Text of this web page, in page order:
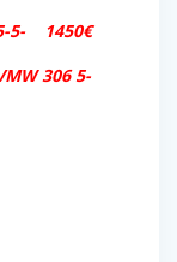
5-5- 1450€
306 5-